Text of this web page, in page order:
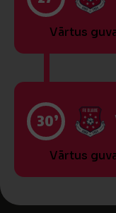
Vārtus
30’
Vārtus